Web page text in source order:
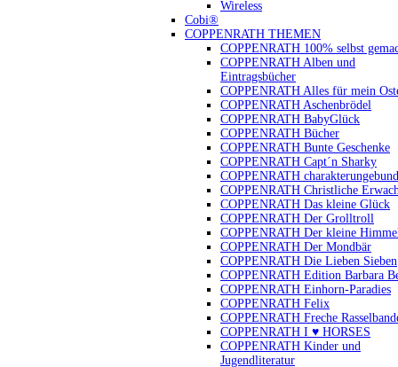
Wireless
Cobi®
COPPENRATH THEMEN
COPPENRATH 100% selbst
COPPENRATH Alben und
Eintragsbücher
COPPENRATH Alles für mein
COPPENRATH Aschenbrödel
COPPENRATH BabyGlück
COPPENRATH Bücher
COPPENRATH Bunte Geschenke
COPPENRATH Capt´n Sharky
COPPENRATH
COPPENRATH Christliche
COPPENRATH Das kleine Glück
COPPENRATH Der Grolltroll
COPPENRATH Der kleine
COPPENRATH Der Mondbär
COPPENRATH Die Lieben Sieben
COPPENRATH Edition Barbara
COPPENRATH Einhorn-Paradies
COPPENRATH Felix
COPPENRATH Freche
COPPENRATH I ♥ HORSES
COPPENRATH Kinder und
Jugendliteratur